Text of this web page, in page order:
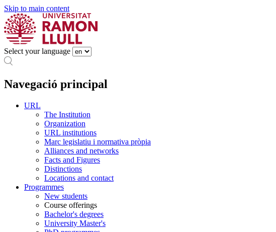
Skip to main content
Select your language
Navegació principal
URL
The Institution
Organization
URL institutions
Marc legislatiu i normativa pròpia
Alliances and networks
Facts and Figures
Distinctions
Locations and contact
Programmes
New students
Course offerings
Bachelor's degrees
University Master's